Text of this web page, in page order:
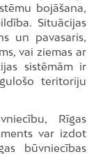
bojāšana,
Situācijas
un pavasaris,
vai ziemas ar
sistēmām ir
teritoriju
Rīgas
var izdot
būvniecības